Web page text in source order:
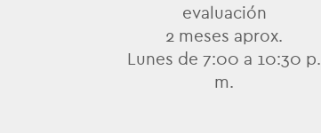
evaluación
2 meses aprox.
Lunes de 7:00 a 10:30 p.
m.